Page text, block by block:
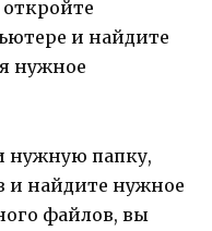
откройте
и найдите
нужное
нужную папку,
и найдите нужное
файлов, вы